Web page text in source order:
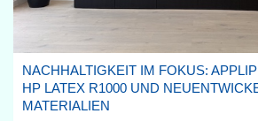
NACHHALTIGKEIT IM FOKUS:
HP LATEX R1000 UND
MATERIALIEN